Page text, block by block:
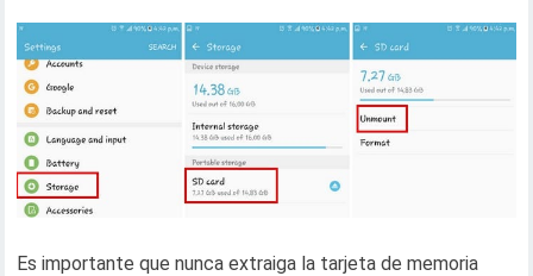
Es importante que nunca extraiga la tarjeta de memoria